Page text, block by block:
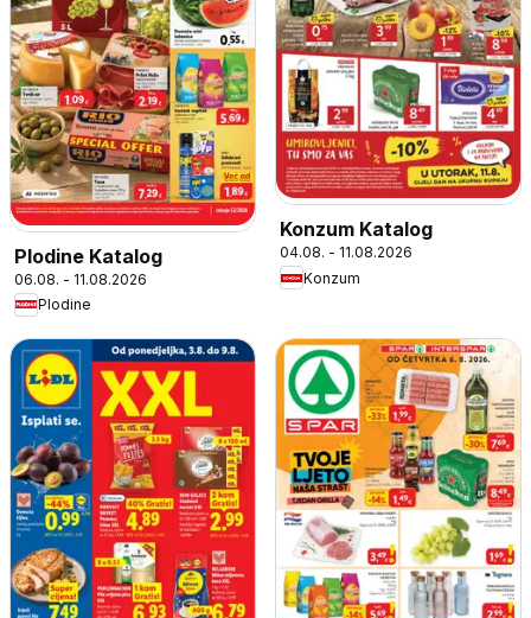
Plodine Katalog
06.08. - 11.08.2026
Plodine
Konzum Katalog
04.08. - 11.08.2026
Konzum